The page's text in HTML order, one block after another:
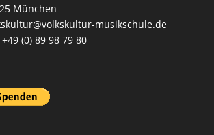
München
musikschule.de
(0) 89 98 79 80